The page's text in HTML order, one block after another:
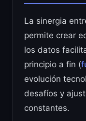
La sinergia
permite crear
los datos
principio a fin (
evolución
desafíos y
constantes.